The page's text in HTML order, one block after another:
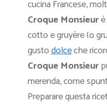
cucina Francese,
Croque Monsieur
cotto e gruyère (o
gustodolceche
Croque Monsieur
merenda, come
Preparare questa